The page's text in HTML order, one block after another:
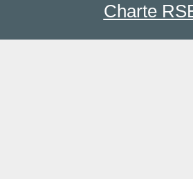
Charte